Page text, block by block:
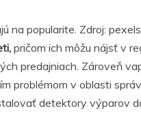
na popularite. Zdroj:
pričom ich môžu nájsť v
predajniach. Zároveň
problémom v oblasti
detektory výparov